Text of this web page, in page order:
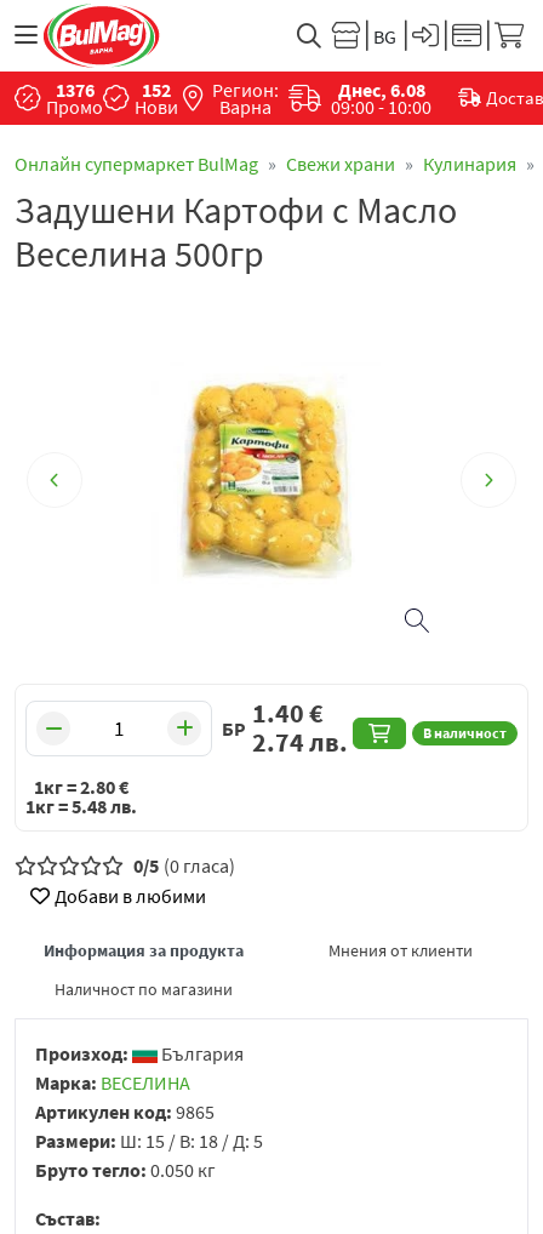
1376
Промо
152
Нови
Регион:
Варна
Днес, 6.08
09:00 - 10:00
Онлайн супермаркет BulMag Свежи храни Кулинария
Задушени Картофи с Масло
Веселина 500гр
БР В наличност
1.40€
2.74лв.
1кг =2.80€
1кг =5.48лв.
0/5 (0 гласа)
Добави в любими
Информация за продукта
Мнения от клиенти
Наличност по магазини
Произход:
България
Марка: ВЕСЕЛИНА
Артикулен код: 9865
Размери: Ш: 15 / В: 18 / Д: 5
Бруто тегло: 0.050 кг
Състав: